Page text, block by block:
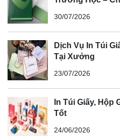
30/07/2026
Dịch Vụ In Túi
Tại Xưởng
23/07/2026
In Túi Giấy, Hộp
Tốt
24/06/2026